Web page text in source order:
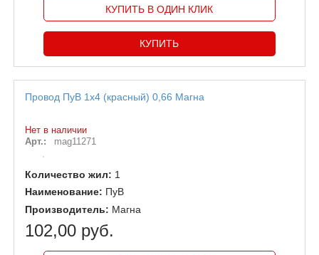
КУПИТЬ В ОДИН КЛИК
Провод ПуВ 1х4 (красный) 0,66 Магна
Нет в наличии
Арт.:
mag11271
Количество жил: 1
Наименование: ПуВ
Производитель: Магна
102,00 руб.